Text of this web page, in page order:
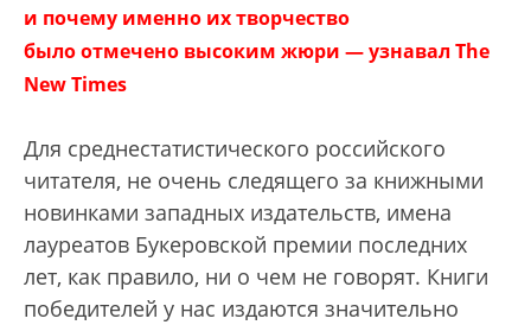
и почему именно их творчество
было отмечено высоким жюри — узнавал The
New Times
Для среднестатистического российского
читателя, не очень следящего за книжными
новинками западных издательств, имена
лауреатов Букеровской премии последних
лет, как правило, ни о чем не говорят. Книги
победителей у нас издаются значительно